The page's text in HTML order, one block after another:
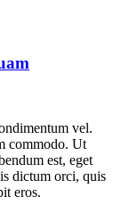
vel.
commodo. Ut
est, eget
dictum orci, quis
eros.